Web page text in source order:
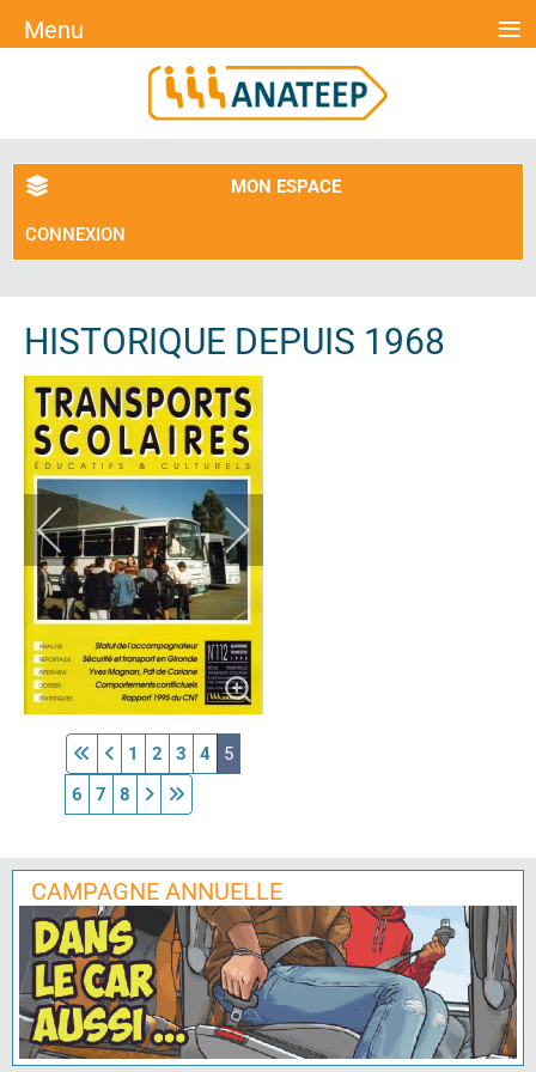
MON ESPACE
CONNEXION
HISTORIQUE DEPUIS 1968
1 2 3 4
5
6
7 8
CAMPAGNE ANNUELLE
Menu ≡